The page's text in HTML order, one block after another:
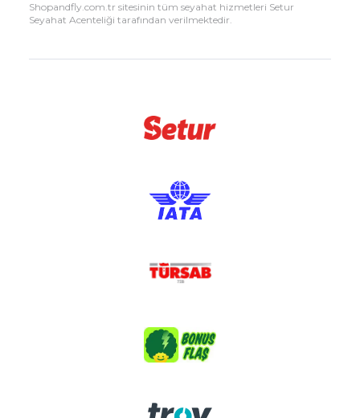
Shopandfly.com.tr sitesinin tüm seyahat hizmetleri Setur
Seyahat Acenteliği tarafından verilmektedir.